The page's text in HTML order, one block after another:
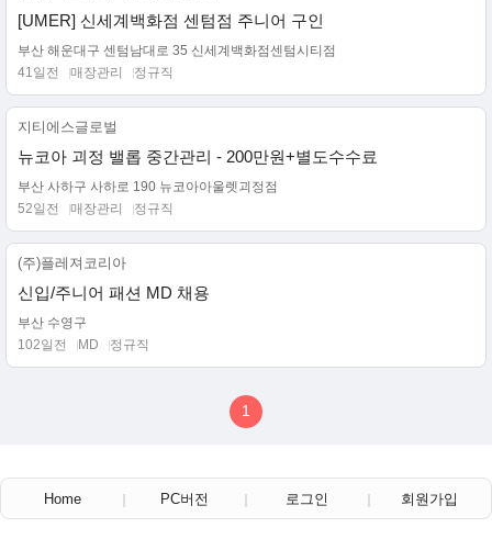
[UMER] 신세계백화점 센텀점 주니어 구인
부산 해운대구 센텀남대로 35 신세계백화점센텀시티점
41일전
매장관리 정규직
지티에스글로벌
뉴코아 괴정 밸롭 중간관리 - 200만원+별도수수료
부산 사하구 사하로 190 뉴코아아울렛괴정점
52일전
매장관리 정규직
(주)플레져코리아
신입/주니어 패션 MD 채용
부산 수영구
102일전
MD 정규직
1
Home PC버전 로그인 회원가입